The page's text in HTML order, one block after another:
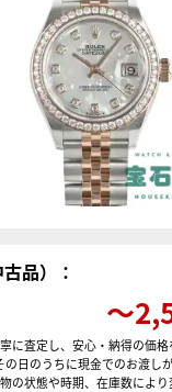
品）：
〜
に査定し、安心・納得の価格
の日のうちに現金でのお渡しが
の状態や時期、在庫数により